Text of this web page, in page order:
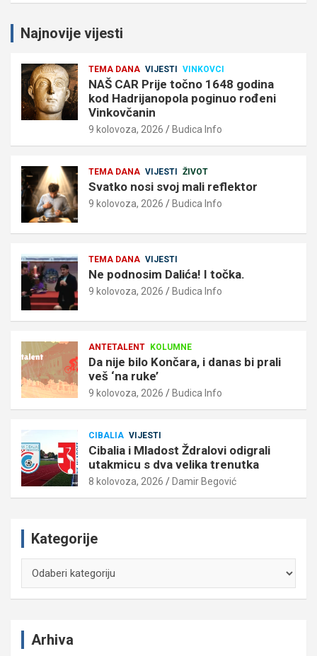
Najnovije vijesti
TEMA DANA VIJESTI VINKOVCI
NAŠ CAR Prije točno 1648 godina
kod Hadrijanopola poginuo rođeni
Vinkovčanin
9 kolovoza, 2026 Budica Info
TEMA DANA VIJESTI ŽIVOT
Svatko nosi svoj mali reflektor
9 kolovoza, 2026 Budica Info
TEMA DANA VIJESTI
Ne podnosim Dalića! I točka.
9 kolovoza, 2026 Budica Info
ANTETALENT KOLUMNE
Da nije bilo Končara, i danas bi prali
veš ‘na ruke’
9 kolovoza, 2026 Budica Info
CIBALIA VIJESTI
Cibalia i Mladost Ždralovi odigrali
utakmicu s dva velika trenutka
8 kolovoza, 2026 Damir Begović
Kategorije
Arhiva